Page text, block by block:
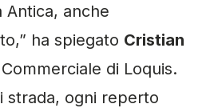
Antica, anche
ha spiegato Cristian
di Loquis.
strada, ogni reperto